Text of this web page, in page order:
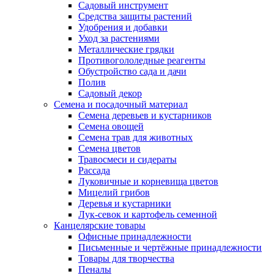
Садовый инструмент
Средства защиты растений
Удобрения и добавки
Уход за растениями
Металлические грядки
Противогололедные реагенты
Обустройство сада и дачи
Полив
Садовый декор
Семена и посадочный материал
Семена деревьев и кустарников
Семена овощей
Семена трав для животных
Семена цветов
Травосмеси и сидераты
Рассада
Луковичные и корневища цветов
Мицелий грибов
Деревья и кустарники
Лук-севок и картофель семенной
Канцелярские товары
Офисные принадлежности
Письменные и чертёжные принадлежности
Товары для творчества
Пеналы